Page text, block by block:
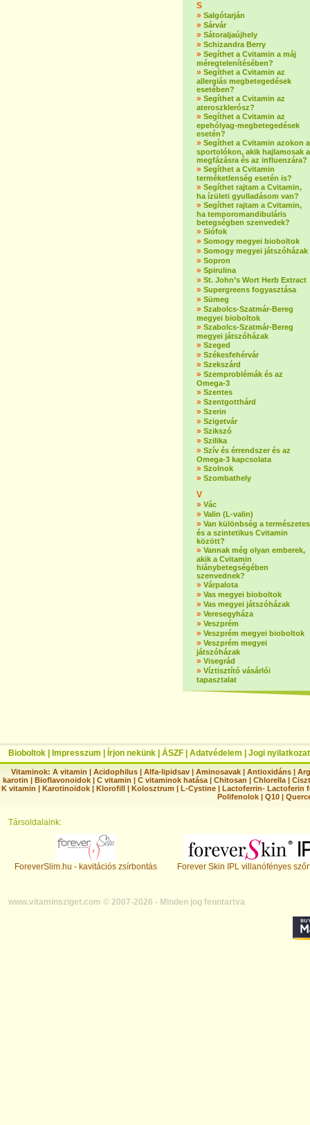
S
» Salgótarján
» Sárvár
» Sátoraljaújhely
» Schizandra Berry
» Segíthet a Cvitamin a máj
méregtelenítésében?
» Segíthet a Cvitamin az
allergiás megbetegedések
esetében?
» Segíthet a Cvitamin az
ateroszklerósz?
» Segíthet a Cvitamin az
epehólyag-megbetegedések
esetén?
» Segíthet a Cvitamin azokon a
sportolókon, akik hajlamosak a
megfázásra és az influenzára?
» Segíthet a Cvitamin
terméketlenség esetén is?
» Segíthet rajtam a Cvitamin,
ha ízületi gyulladásom van?
» Segíthet rajtam a Cvitamin,
ha temporomandibuláris
betegségben szenvedek?
» Siófok
» Somogy megyei bioboltok
» Somogy megyei játszóházak
» Sopron
» Spirulina
» St. John’s Wort Herb Extract
» Supergreens fogyasztása
» Sümeg
» Szabolcs-Szatmár-Bereg
megyei bioboltok
» Szabolcs-Szatmár-Bereg
megyei játszóházak
» Szeged
» Székesfehérvár
» Szekszárd
» Szemproblémák és az
Omega-3
» Szentes
» Szentgotthárd
» Szerin
» Szigetvár
» Szikszó
» Szilika
» Szív és érrendszer és az
Omega-3 kapcsolata
» Szolnok
» Szombathely
V
» Vác
» Valin (L-valin)
» Van különbség a természetes
és a szintetikus Cvitamin
között?
» Vannak még olyan emberek,
akik a Cvitamin
hiánybetegségében
szenvednek?
» Várpalota
» Vas megyei bioboltok
» Vas megyei játszóházak
» Veresegyháza
» Veszprém
» Veszprém megyei bioboltok
» Veszprém megyei
játszóházak
» Visegrád
» Víztisztító vásárlói
tapasztalat
Bioboltok Impresszum Írjon nekünk ÁSZF Adatvédelem Jogi nyilatkozat
Vitaminok: A vitamin |Acidophilus |Alfa-lipidsav |Aminosavak |Antioxidáns |
karotin | Bioflavonoidok | C vitamin | C vitaminok hatása | Chitosan | Chlorella |
K vitamin | Karotinoidok | Klorofill | Kolosztrum | L-Cystine | Lactoferrin- Lactoferin
Polifenolok |Q10 |
Társoldalaink:
ForeverSlim.hu - kavitációs zsírbontás Forever Skin IPL villanófényes
www.vitaminsziget.com © 2007-2026 - Minden jog fenntartva